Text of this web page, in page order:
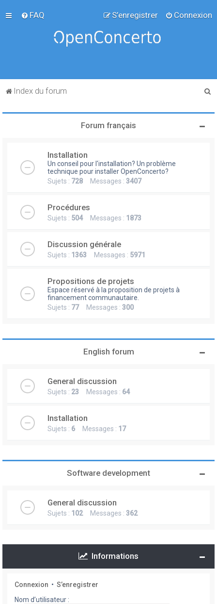
FAQ Connexion
S’enregistrer
Index du forum
Forum français
Installation
Un conseil pour l'installation? Un problème
technique pour installer OpenConcerto?
Sujets : 728 Messages : 3407
Procédures
Sujets : 504Messages : 1873
Discussion générale
Sujets : 1363 Messages : 5971
Propositions de projets
Espace réservé à la proposition de projets à
financement communautaire.
Sujets : 77Messages : 300
English forum
General discussion
Sujets : 23 Messages : 64
Installation
Sujets : 6 Messages : 17
Software development
General discussion
Sujets : 102Messages : 362
Informations
Connexion • S’enregistrer
Nom d’utilisateur :